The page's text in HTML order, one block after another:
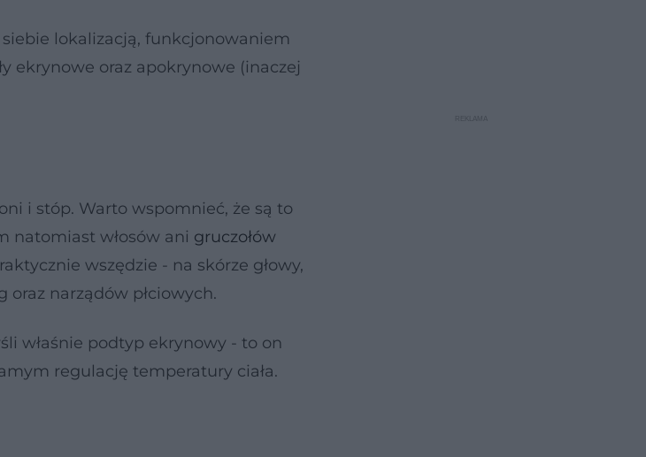
lokalizacją, funkcjonowaniem
ekrynowe oraz apokrynowe (inaczej
i stóp. Warto wspomnieć, że są to
natomiast włosów ani gruczołów
wszędzie - na skórze głowy,
oraz narządów płciowych.
właśnie podtyp ekrynowy - to on
regulację temperatury ciała.